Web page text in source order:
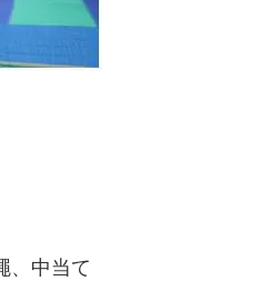
、中当て